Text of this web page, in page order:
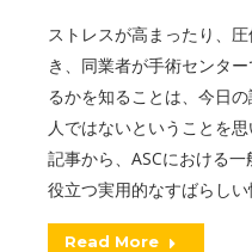
ストレスが高まったり、
き、同業者が手術センタ
るかを知ることは、今日
人ではないということを
記事から、ASCにおける
役立つ実用的なすばらしい
Read More